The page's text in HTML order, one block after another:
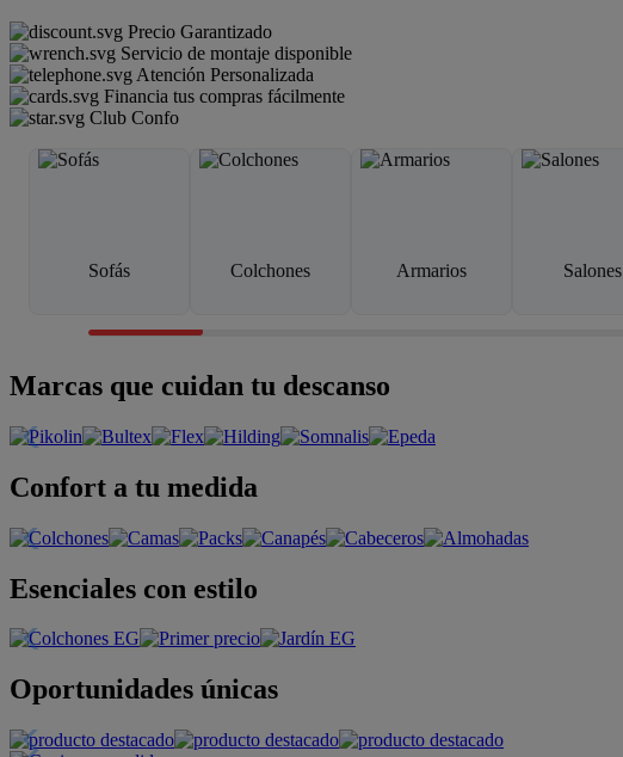
Precio Garantizado
Servicio de montaje disponible
Atención Personalizada
Financia tus compras fácilmente
Club Confo
Sofás Colchones Armarios Salones
Marcas que cuidan tu descanso
Confort a tu medida
Esenciales con estilo
Oportunidades únicas